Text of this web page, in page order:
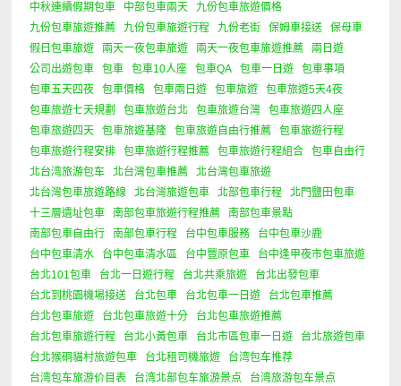
中秋連續假期包車
中部包車兩天
九份包車旅遊價格
九份包車旅遊推薦
九份包車旅遊行程 九份老街 保姆車接送
保母車
假日包車旅遊
兩天一夜包車旅遊 兩天一夜包車旅遊推薦
兩日遊
公司出遊包車
包車 包車10人座 包車QA 包車一日遊
包車事項
包車五天四夜
包車價格 包車兩日遊 包車旅遊
包車旅遊5天4夜
包車旅遊七天規劃
包車旅遊台北 包車旅遊台灣
包車旅遊四人座
包車旅遊四天
包車旅遊基隆 包車旅遊自由行推薦
包車旅遊行程
包車旅遊行程安排
包車旅遊行程推薦 包車旅遊行程組合
包車自由行
北台湾旅游包车
北台灣包車推薦
北台灣包車旅遊
北台灣包車旅遊路線
北台灣旅遊包車 北部包車行程
北門鹽田包車
十三層遺址包車
南部包車旅遊行程推薦
南部包車景點
南部包車自由行
南部包車行程 台中包車服務
台中包車沙鹿
台中包車清水
台中包車清水區 台中豐原包車
台中逢甲夜市包車旅遊
台北101包車
台北一日遊行程 台北共乘旅遊
台北出發包車
台北到桃園機場接送
台北包車 台北包車一日遊
台北包車推薦
台北包車旅遊
台北包車旅遊十分
台北包車旅遊推薦
台北包車旅遊行程
台北小黃包車 台北市區包車一日遊
台北旅遊包車
台北猴硐貓村旅遊包車
台北租司機旅遊
台湾包车推荐
台湾包车旅游价目表
台湾北部包车旅游景点
台湾旅游包车景点